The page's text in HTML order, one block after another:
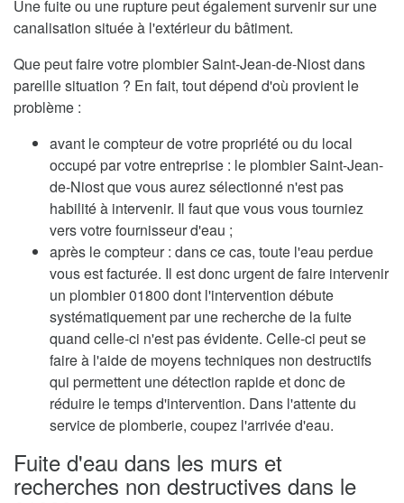
Une fuite ou une rupture peut également survenir sur une
canalisation située à l'extérieur du bâtiment.
Que peut faire votre plombier Saint-Jean-de-Niost dans
pareille situation ? En fait, tout dépend d'où provient le
problème :
avant le compteur de votre propriété ou du local
occupé par votre entreprise : le plombier Saint-Jean-
de-Niost que vous aurez sélectionné n'est pas
habilité à intervenir. Il faut que vous vous tourniez
vers votre fournisseur d'eau ;
après le compteur : dans ce cas, toute l'eau perdue
vous est facturée. Il est donc urgent de faire intervenir
un plombier 01800 dont l'intervention débute
systématiquement par une recherche de la fuite
quand celle-ci n'est pas évidente. Celle-ci peut se
faire à l'aide de moyens techniques non destructifs
qui permettent une détection rapide et donc de
réduire le temps d'intervention. Dans l'attente du
service de plomberie, coupez l'arrivée d'eau.
Fuite d'eau dans les murs et
recherches non destructives dans le